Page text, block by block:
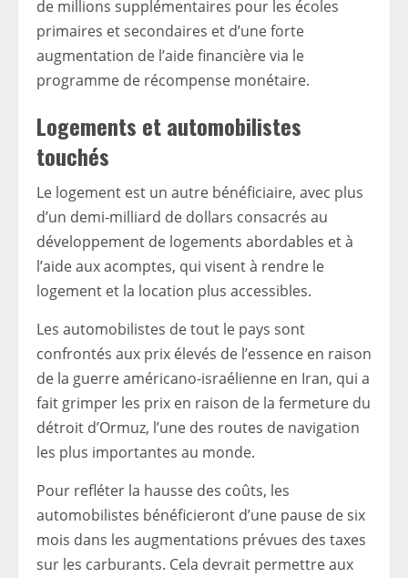
de millions supplémentaires pour les écoles
primaires et secondaires et d’une forte
augmentation de l’aide financière via le
programme de récompense monétaire.
Logements et automobilistes
touchés
Le logement est un autre bénéficiaire, avec plus
d’un demi-milliard de dollars consacrés au
développement de logements abordables et à
l’aide aux acomptes, qui visent à rendre le
logement et la location plus accessibles.
Les automobilistes de tout le pays sont
confrontés aux prix élevés de l’essence en raison
de la guerre américano-israélienne en Iran, qui a
fait grimper les prix en raison de la fermeture du
détroit d’Ormuz, l’une des routes de navigation
les plus importantes au monde.
Pour refléter la hausse des coûts, les
automobilistes bénéficieront d’une pause de six
mois dans les augmentations prévues des taxes
sur les carburants. Cela devrait permettre aux